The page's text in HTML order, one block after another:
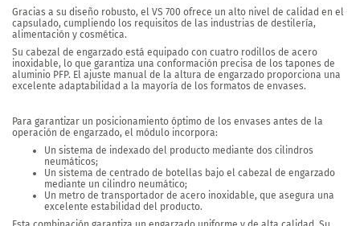
Gracias a su diseño robusto, el VS 700 ofrece un alto nivel de calidad en el
capsulado, cumpliendo los requisitos de las industrias de destilería,
alimentación y cosmética.
Su cabezal de engarzado está equipado con cuatro rodillos de acero
inoxidable, lo que garantiza una conformación precisa de los tapones de
aluminio PFP. El ajuste manual de la altura de engarzado proporciona una
excelente adaptabilidad a la mayoría de los formatos de envases.
Para garantizar un posicionamiento óptimo de los envases antes de la
operación de engarzado, el módulo incorpora:
Un sistema de indexado del producto mediante dos cilindros
neumáticos;
Un sistema de centrado de botellas bajo el cabezal de engarzado
mediante un cilindro neumático;
Un metro de transportador de acero inoxidable, que asegura una
excelente estabilidad del producto.